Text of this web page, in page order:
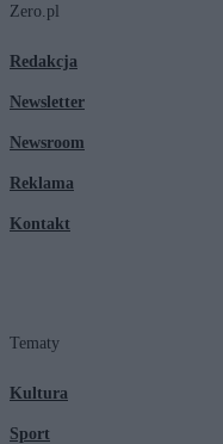
Zero.pl
Redakcja
Newsletter
Newsroom
Reklama
Kontakt
Tematy
Kultura
Sport